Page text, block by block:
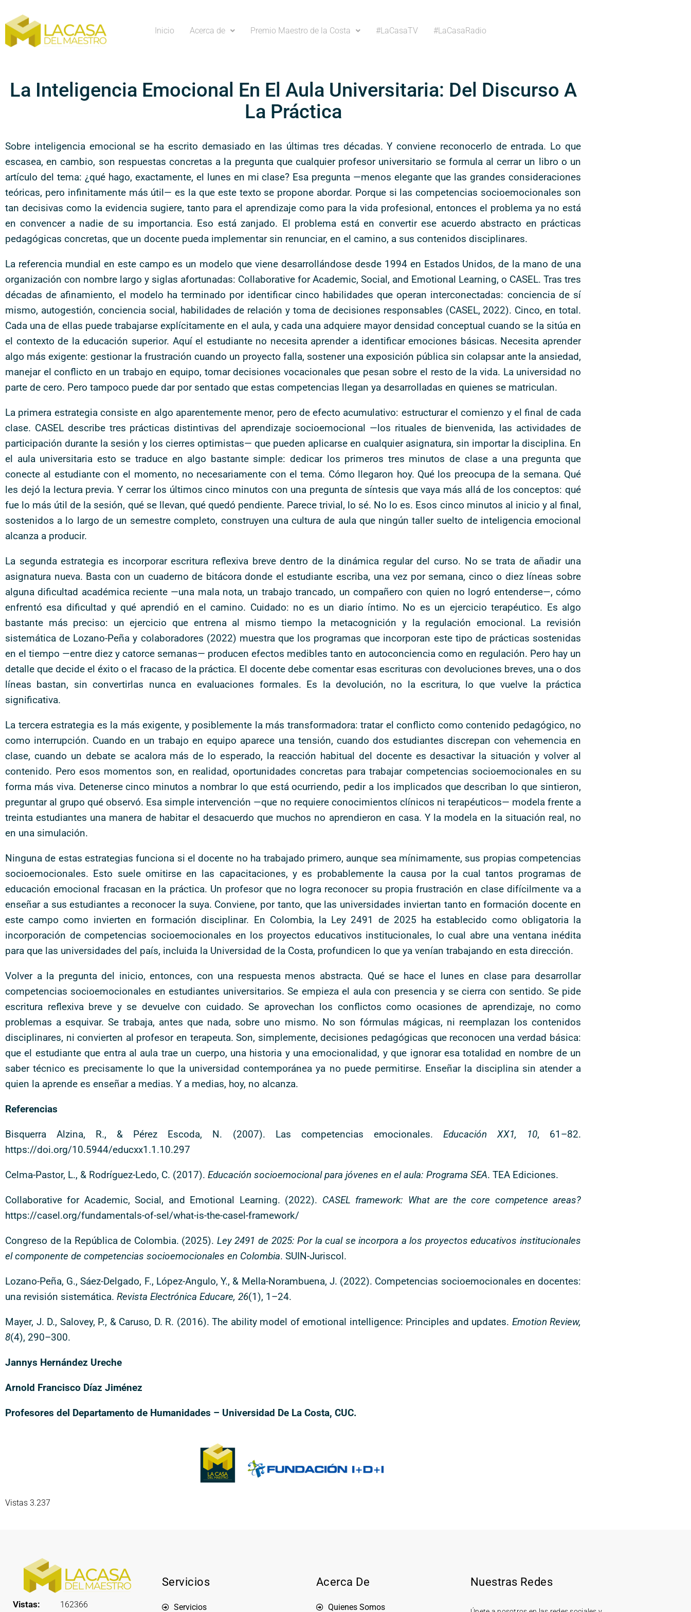
Inicio Acerca de Premio Maestro de la Costa #LaCasaTV #LaCasaRadio
La Inteligencia Emocional En El Aula Universitaria: Del Discurso A
La Práctica
Sobre inteligencia emocional se ha escrito demasiado en las últimas tres décadas. Y conviene reconocerlo de entrada. Lo que
escasea, en cambio, son respuestas concretas a la pregunta que cualquier profesor universitario se formula al cerrar un libro o un
artículo del tema: ¿qué hago, exactamente, el lunes en mi clase? Esa pregunta —menos elegante que las grandes consideraciones
teóricas, pero infinitamente más útil— es la que este texto se propone abordar. Porque si las competencias socioemocionales son
tan decisivas como la evidencia sugiere, tanto para el aprendizaje como para la vida profesional, entonces el problema ya no está
en convencer a nadie de su importancia. Eso está zanjado. El problema está en convertir ese acuerdo abstracto en prácticas
pedagógicas concretas, que un docente pueda implementar sin renunciar, en el camino, a sus contenidos disciplinares.
La referencia mundial en este campo es un modelo que viene desarrollándose desde 1994 en Estados Unidos, de la mano de una
organización con nombre largo y siglas afortunadas: Collaborative for Academic, Social, and Emotional Learning, o CASEL. Tras tres
décadas de afinamiento, el modelo ha terminado por identificar cinco habilidades que operan interconectadas: conciencia de sí
mismo, autogestión, conciencia social, habilidades de relación y toma de decisiones responsables (CASEL, 2022). Cinco, en total.
Cada una de ellas puede trabajarse explícitamente en el aula, y cada una adquiere mayor densidad conceptual cuando se la sitúa en
el contexto de la educación superior. Aquí el estudiante no necesita aprender a identificar emociones básicas. Necesita aprender
algo más exigente: gestionar la frustración cuando un proyecto falla, sostener una exposición pública sin colapsar ante la ansiedad,
manejar el conflicto en un trabajo en equipo, tomar decisiones vocacionales que pesan sobre el resto de la vida. La universidad no
parte de cero. Pero tampoco puede dar por sentado que estas competencias llegan ya desarrolladas en quienes se matriculan.
La primera estrategia consiste en algo aparentemente menor, pero de efecto acumulativo: estructurar el comienzo y el final de cada
clase. CASEL describe tres prácticas distintivas del aprendizaje socioemocional —los rituales de bienvenida, las actividades de
participación durante la sesión y los cierres optimistas— que pueden aplicarse en cualquier asignatura, sin importar la disciplina. En
el aula universitaria esto se traduce en algo bastante simple: dedicar los primeros tres minutos de clase a una pregunta que
conecte al estudiante con el momento, no necesariamente con el tema. Cómo llegaron hoy. Qué los preocupa de la semana. Qué
les dejó la lectura previa. Y cerrar los últimos cinco minutos con una pregunta de síntesis que vaya más allá de los conceptos: qué
fue lo más útil de la sesión, qué se llevan, qué quedó pendiente. Parece trivial, lo sé. No lo es. Esos cinco minutos al inicio y al final,
sostenidos a lo largo de un semestre completo, construyen una cultura de aula que ningún taller suelto de inteligencia emocional
alcanza a producir.
La segunda estrategia es incorporar escritura reflexiva breve dentro de la dinámica regular del curso. No se trata de añadir una
asignatura nueva. Basta con un cuaderno de bitácora donde el estudiante escriba, una vez por semana, cinco o diez líneas sobre
alguna dificultad académica reciente —una mala nota, un trabajo trancado, un compañero con quien no logró entenderse—, cómo
enfrentó esa dificultad y qué aprendió en el camino. Cuidado: no es un diario íntimo. No es un ejercicio terapéutico. Es algo
bastante más preciso: un ejercicio que entrena al mismo tiempo la metacognición y la regulación emocional. La revisión
sistemática de Lozano-Peña y colaboradores (2022) muestra que los programas que incorporan este tipo de prácticas sostenidas
en el tiempo —entre diez y catorce semanas— producen efectos medibles tanto en autoconciencia como en regulación. Pero hay un
detalle que decide el éxito o el fracaso de la práctica. El docente debe comentar esas escrituras con devoluciones breves, una o dos
líneas bastan, sin convertirlas nunca en evaluaciones formales. Es la devolución, no la escritura, lo que vuelve la práctica
significativa.
La tercera estrategia es la más exigente, y posiblemente la más transformadora: tratar el conflicto como contenido pedagógico, no
como interrupción. Cuando en un trabajo en equipo aparece una tensión, cuando dos estudiantes discrepan con vehemencia en
clase, cuando un debate se acalora más de lo esperado, la reacción habitual del docente es desactivar la situación y volver al
contenido. Pero esos momentos son, en realidad, oportunidades concretas para trabajar competencias socioemocionales en su
forma más viva. Detenerse cinco minutos a nombrar lo que está ocurriendo, pedir a los implicados que describan lo que sintieron,
preguntar al grupo qué observó. Esa simple intervención —que no requiere conocimientos clínicos ni terapéuticos— modela frente a
treinta estudiantes una manera de habitar el desacuerdo que muchos no aprendieron en casa. Y la modela en la situación real, no
en una simulación.
Ninguna de estas estrategias funciona si el docente no ha trabajado primero, aunque sea mínimamente, sus propias competencias
socioemocionales. Esto suele omitirse en las capacitaciones, y es probablemente la causa por la cual tantos programas de
educación emocional fracasan en la práctica. Un profesor que no logra reconocer su propia frustración en clase difícilmente va a
enseñar a sus estudiantes a reconocer la suya. Conviene, por tanto, que las universidades inviertan tanto en formación docente en
este campo como invierten en formación disciplinar. En Colombia, la Ley 2491 de 2025 ha establecido como obligatoria la
incorporación de competencias socioemocionales en los proyectos educativos institucionales, lo cual abre una ventana inédita
para que las universidades del país, incluida la Universidad de la Costa, profundicen lo que ya venían trabajando en esta dirección.
Volver a la pregunta del inicio, entonces, con una respuesta menos abstracta. Qué se hace el lunes en clase para desarrollar
competencias socioemocionales en estudiantes universitarios. Se empieza el aula con presencia y se cierra con sentido. Se pide
escritura reflexiva breve y se devuelve con cuidado. Se aprovechan los conflictos como ocasiones de aprendizaje, no como
problemas a esquivar. Se trabaja, antes que nada, sobre uno mismo. No son fórmulas mágicas, ni reemplazan los contenidos
disciplinares, ni convierten al profesor en terapeuta. Son, simplemente, decisiones pedagógicas que reconocen una verdad básica:
que el estudiante que entra al aula trae un cuerpo, una historia y una emocionalidad, y que ignorar esa totalidad en nombre de un
saber técnico es precisamente lo que la universidad contemporánea ya no puede permitirse. Enseñar la disciplina sin atender a
quien la aprende es enseñar a medias. Y a medias, hoy, no alcanza.
Referencias
Bisquerra Alzina, R., & Pérez Escoda, N. (2007). Las competencias emocionales. Educación XX1, 10, 61–82.
https://doi.org/10.5944/educxx1.1.10.297
Celma-Pastor, L., & Rodríguez-Ledo, C. (2017). Educación socioemocional para jóvenes en el aula: Programa SEA. TEA Ediciones.
Collaborative for Academic, Social, and Emotional Learning. (2022). CASEL framework: What are the core competence areas?
https://casel.org/fundamentals-of-sel/what-is-the-casel-framework/
Congreso de la República de Colombia. (2025). Ley 2491 de 2025: Por la cual se incorpora a los proyectos educativos institucionales
el componente de competencias socioemocionales en Colombia. SUIN-Juriscol.
Lozano-Peña, G., Sáez-Delgado, F., López-Angulo, Y., & Mella-Norambuena, J. (2022). Competencias socioemocionales en docentes:
una revisión sistemática. Revista Electrónica Educare, 26(1), 1–24.
Mayer, J. D., Salovey, P., & Caruso, D. R. (2016). The ability model of emotional intelligence: Principles and updates. Emotion Review,
8(4), 290–300.
Jannys Hernández Ureche
Arnold Francisco Díaz Jiménez
Profesores del Departamento de Humanidades – Universidad De La Costa, CUC.
Vistas 3.237
Vistas: 162366
Servicios
Servicios
Acerca De
Quienes Somos
Nuestras Redes